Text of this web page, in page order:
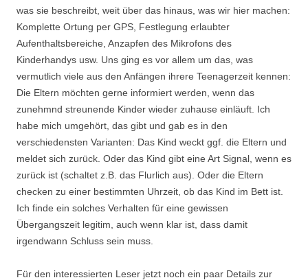
was sie beschreibt, weit über das hinaus, was wir hier machen:
Komplette Ortung per GPS, Festlegung erlaubter
Aufenthaltsbereiche, Anzapfen des Mikrofons des
Kinderhandys usw. Uns ging es vor allem um das, was
vermutlich viele aus den Anfängen ihrere Teenagerzeit kennen:
Die Eltern möchten gerne informiert werden, wenn das
zunehmnd streunende Kinder wieder zuhause einläuft. Ich
habe mich umgehört, das gibt und gab es in den
verschiedensten Varianten: Das Kind weckt ggf. die Eltern und
meldet sich zurück. Oder das Kind gibt eine Art Signal, wenn es
zurück ist (schaltet z.B. das Flurlich aus). Oder die Eltern
checken zu einer bestimmten Uhrzeit, ob das Kind im Bett ist.
Ich finde ein solches Verhalten für eine gewissen
Übergangszeit legitim, auch wenn klar ist, dass damit
irgendwann Schluss sein muss.
Für den interessierten Leser jetzt noch ein paar Details zur